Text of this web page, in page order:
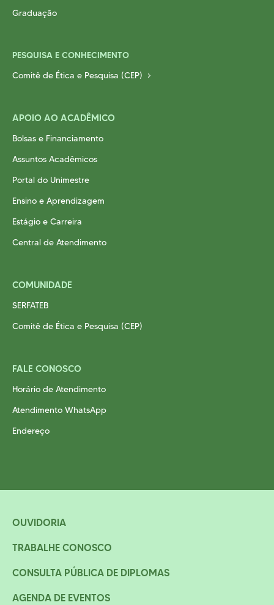
Graduação
PESQUISA E CONHECIMENTO
Comitê de Ética e Pesquisa (CEP)
APOIO AO ACADÊMICO
Bolsas e Financiamento
Assuntos Acadêmicos
Portal do Unimestre
Ensino e Aprendizagem
Estágio e Carreira
Central de Atendimento
COMUNIDADE
SERFATEB
Comitê de Ética e Pesquisa (CEP)
FALE CONOSCO
Horário de Atendimento
Atendimento WhatsApp
Endereço
OUVIDORIA
TRABALHE CONOSCO
CONSULTA PÚBLICA DE DIPLOMAS
AGENDA DE EVENTOS